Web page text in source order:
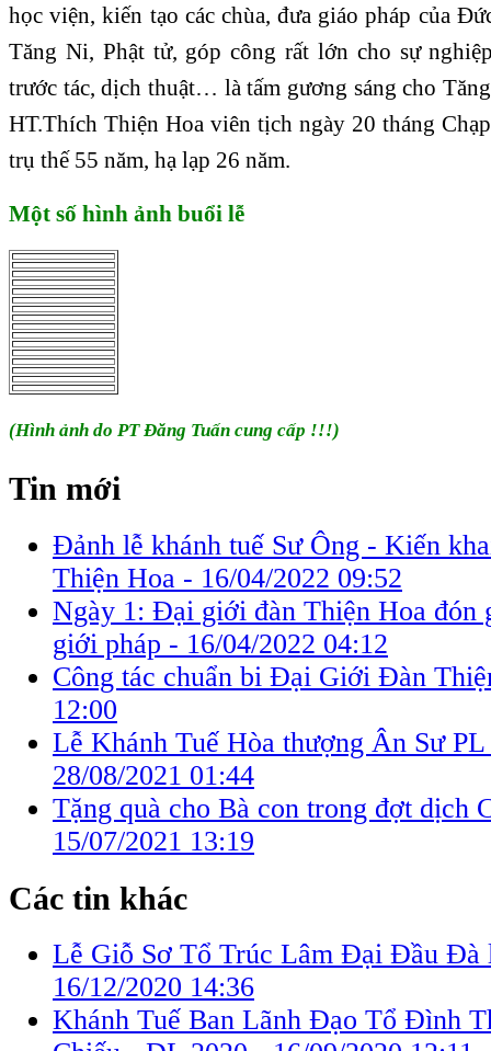
học viện, kiến tạo các chùa, đưa giáo pháp của
Tăng Ni, Phật tử, góp công rất lớn cho sự
trước tác, dịch thuật… là tấm gương sáng cho
HT.Thích Thiện Hoa viên tịch ngày 20 tháng
trụ thế 55 năm, hạ lạp 26 năm.
Một số hình ảnh buổi lễ
(Hình ảnh do PT Đăng Tuấn cung cấp !!!)
Tin mới
Đảnh lễ khánh tuế Sư Ông - Kiến
Thiện Hoa - 16/04/2022 09:52
Ngày 1: Đại giới đàn Thiện Hoa đón
giới pháp - 16/04/2022 04:12
Công tác chuẩn bi Đại Giới Đàn
12:00
Lễ Khánh Tuế Hòa thượng Ân Sư
28/08/2021 01:44
Tặng quà cho Bà con trong đợt dịch
15/07/2021 13:19
Các tin khác
Lễ Giỗ Sơ Tổ Trúc Lâm Đại Đầu Đà
16/12/2020 14:36
Khánh Tuế Ban Lãnh Đạo Tổ Đình